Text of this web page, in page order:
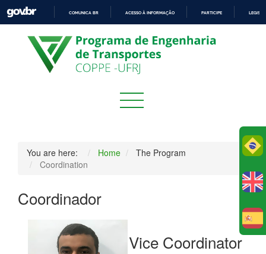
PARA
O
CONTEÚDO
COMUNICA BR ACESSO À INFORMAÇÃO PARTICIPE
You are here: Home
The Program
Coordination
Coordinador
Vice Coordinator